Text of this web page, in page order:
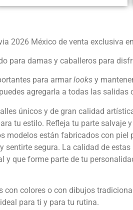
2026 México de venta exclusiva
para damas y caballeros para
para armar looks y
agregarla a todas las salidas
únicos y de gran calidad
tu estilo. Refleja tu parte
modelos están fabricados con
sentirte segura. La calidad de
que forme parte de tu
colores o con dibujos
para ti y para tu rutina.